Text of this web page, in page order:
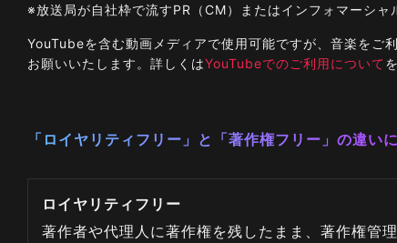
※放送局が自社枠で流すPR（CM）またはインフォマーシャ
YouTubeを含む動画メディアで使用可能ですが、音楽をご
お願いいたします。詳しくはYouTubeでのご利用について
「ロイヤリティフリー」と「著作権フリー」の違い
ロイヤリティフリー
著作者や代理人に著作権を残したまま、著作権管理